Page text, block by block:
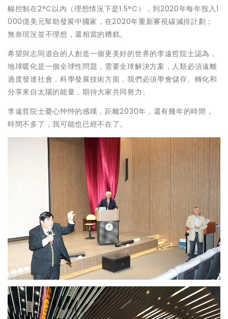
幅控制在2°C以內（理想情況下是1.5°C），到2020年每年投入1
000億美元幫助發展中國家，在2020年重新審視碳減排計劃；
無奈現況並不理想，還相當的糟糕。
希望與志同道合的人創造一個更美好的世界的李遠哲院士認為，
地球暖化是一個全球性問題，需要全球解決方案，人類必須遠離
過度發達社會，科學發展技術方面，我們必須學會儲存、轉化和
分享來自太陽的能量，期待大家共同努力。
李遠哲院士憂心忡忡的感嘆，距離2030年，還有幾年的時間，
時間不多了，我可能也已經不在了。